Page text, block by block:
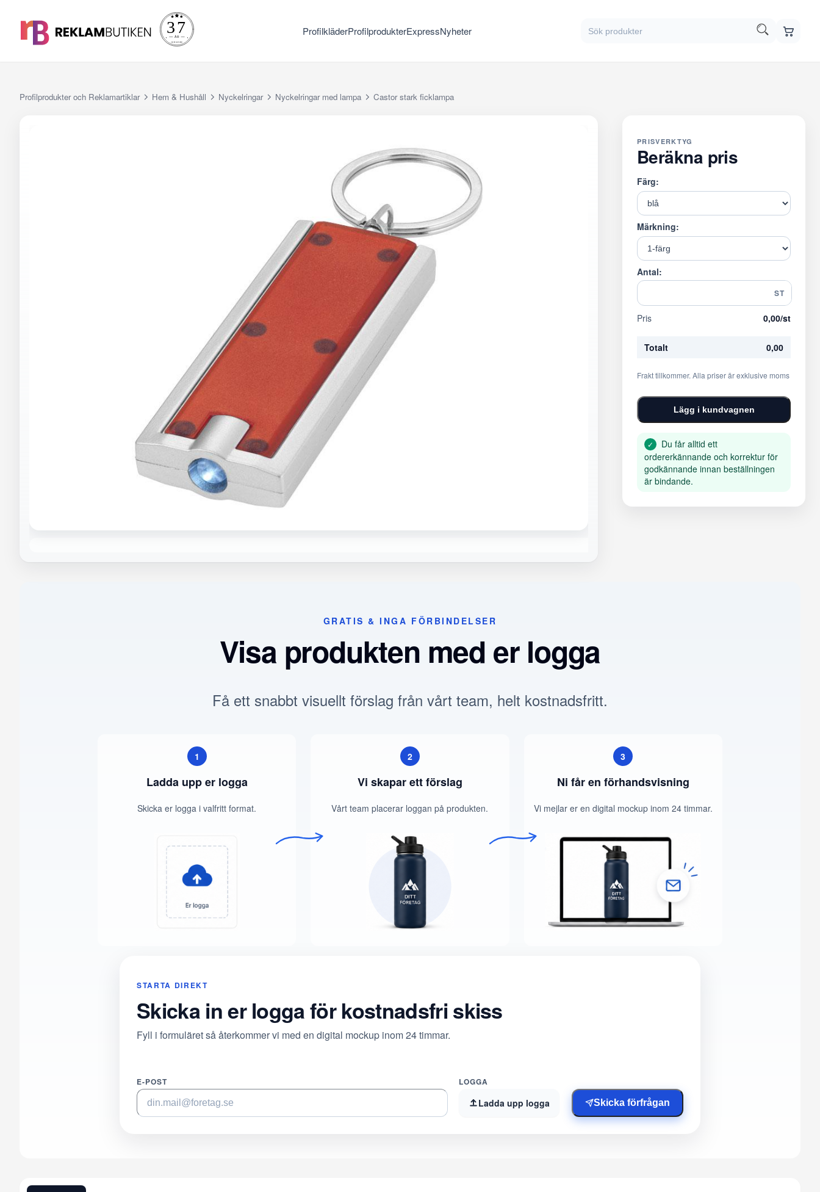
ProfilkläderProfilprodukterExpressNyheter
Profilprodukter och Reklamartiklar Hem & Hushåll Nyckelringar Nyckelringar med lampa Castor stark ficklampa
PRISVERKTYG
Beräkna pris
Färg:
Märkning:
Antal:
ST
Pris 0,00/st
Totalt 0,00
Frakt tillkommer. Alla priser är exklusive moms
Lägg i kundvagnen
✓
Du får alltid ett
ordererkännande och korrektur för
godkännande innan beställningen
är bindande.
GRATIS & INGA FÖRBINDELSER
Visa produkten med er logga
Få ett snabbt visuellt förslag från vårt team, helt kostnadsfritt.
1
Ladda upp er logga
Skicka er logga i valfritt format.
2
Vi skapar ett förslag
Vårt team placerar loggan på produkten.
3
Ni får en förhandsvisning
Vi mejlar er en digital mockup inom 24 timmar.
STARTA DIREKT
Skicka in er logga för kostnadsfri skiss
Fyll i formuläret så återkommer vi med en digital mockup inom 24 timmar.
E-POST LOGGA
Ladda upp logga Skicka förfrågan